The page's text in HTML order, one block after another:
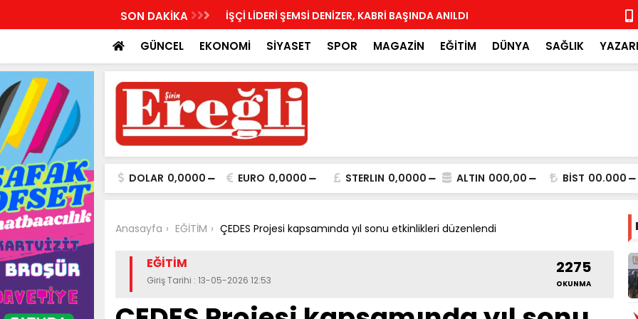
SON DAKİKA
“SEÇİLMİŞ YÖNETİMİN İRADESİ KAPALI
İŞÇİ LİDERİ ŞEMSİ DENİZER, KABRİ BAŞINDA ANILDI Yeni Parti
GÜNCEL EKONOMİ SİYASET SPOR MAGAZİN EĞİTİM DÜNYA SAĞLIK
DOLAR 0,0000 EURO 0,0000 STERLIN 0,0000 ALTIN 000,00 BİST 00.000
Anasayfa EĞİTİM ÇEDES Projesi kapsamında yıl sonu etkinlikleri düzenlendi
EĞİTİM
Giriş Tarihi : 13-05-2026 12:53
2275
OKUNMA